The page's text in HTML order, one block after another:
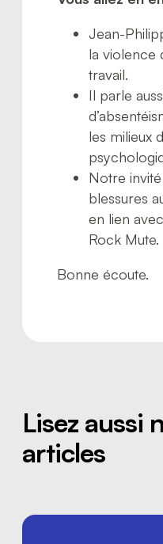
Jean-
la violence
travail.
Il parle
les milieux
Notre
blessures
en lien
Rock Mute.
Bonne écoute.
Lisez aussi
articles